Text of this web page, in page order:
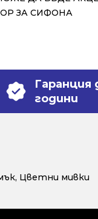
ЗА СИФОНА
Гаранция
години
, Цветни мивки